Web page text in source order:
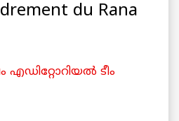
du Rana
എഡിറ്റോറിയല്‍ ടീം